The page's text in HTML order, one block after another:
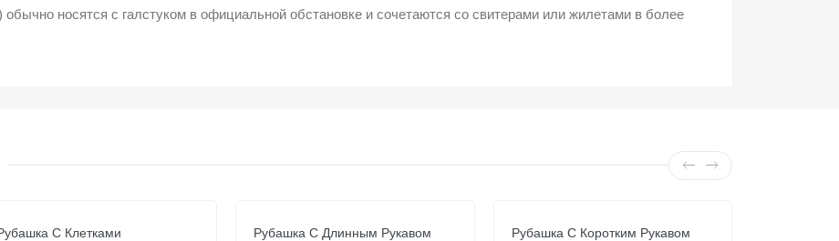
обычно носятся с галстуком в официальной обстановке и сочетаются со свитерами или жилетами в более
С Клетками
Рубашка С Длинным Рукавом
Рубашка С Коротким Рукавом